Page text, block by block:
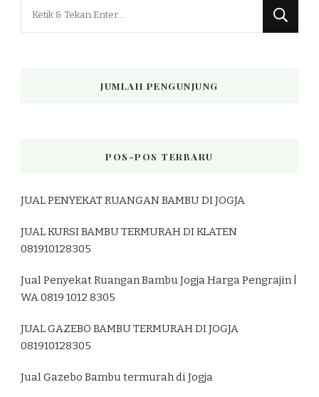
JUMLAH PENGUNJUNG
POS-POS TERBARU
JUAL PENYEKAT RUANGAN BAMBU DI JOGJA
JUAL KURSI BAMBU TERMURAH DI KLATEN
081910128305
Jual Penyekat Ruangan Bambu Jogja Harga Pengrajin |
WA 0819 1012 8305
JUAL GAZEBO BAMBU TERMURAH DI JOGJA
081910128305
Jual Gazebo Bambu termurah di Jogja